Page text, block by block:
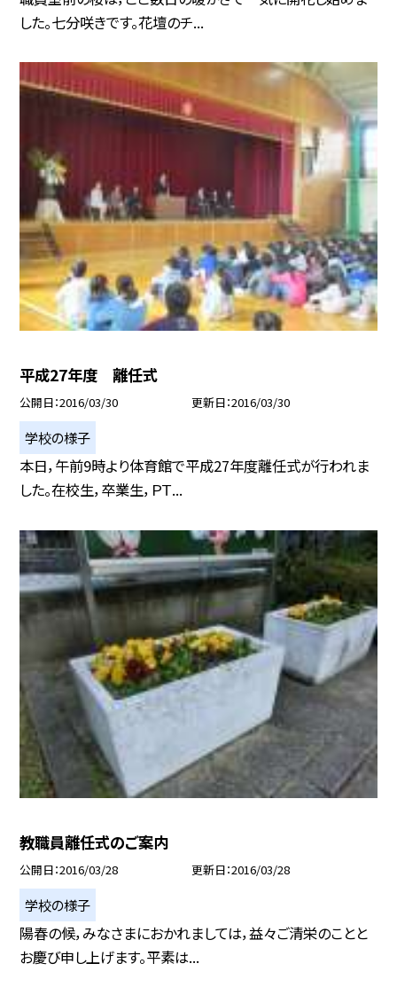
した。七分咲きです。花壇のチ...
平成27年度 離任式
公開日 2016/03/30 更新日 2016/03/30
学校の様子
本日，午前9時より体育館で平成27年度離任式が行われま
した。在校生，卒業生，ＰＴ...
教職員離任式のご案内
公開日 2016/03/28 更新日 2016/03/28
学校の様子
陽春の候，みなさまにおかれましては，益々ご清栄のことと
お慶び申し上げます。平素は...